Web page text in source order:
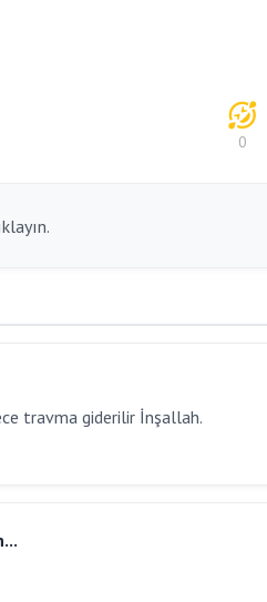
0
travma giderilir İnşallah.